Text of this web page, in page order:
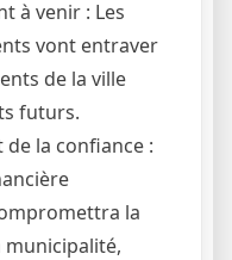
à venir : Les
vont entraver
de la ville
futurs.
la confiance :
la
municipalité,